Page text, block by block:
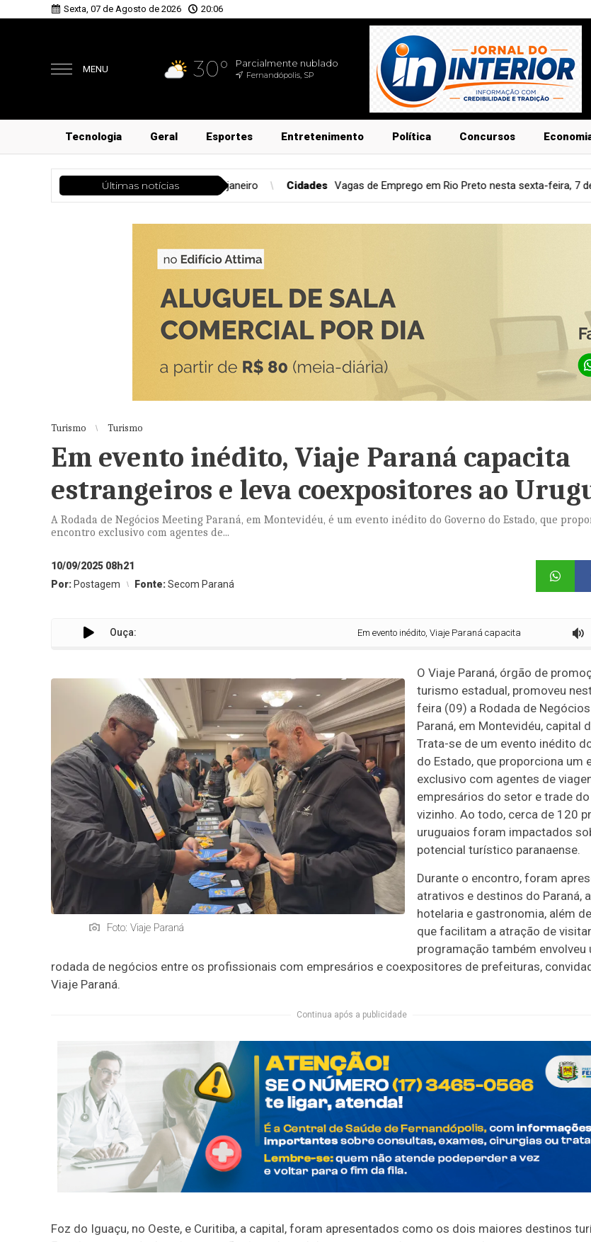
Sexta, 07 de Agosto de 2026 20:06
MENU 30° Parcialmente nublado
Fernandópolis, SP
Tecnologia Geral Esportes Entretenimento Política Concursos
Últimas notícias
por 8 de janeiro Cidades Vagas de Emprego em Rio Preto nesta sexta-feira, 7 de Agosto Sociedade
Turismo Turismo
Em evento inédito, Viaje Paraná capacita
estrangeiros e leva coexpositores ao
A Rodada de Negócios Meeting Paraná, em Montevidéu, é um evento inédito do Governo do Estado, que
encontro exclusivo com agentes de...
10/09/2025 08h21
Por: Postagem Fonte:Secom Paraná
Ouça: Em evento inédito, Viaje Paraná capacita estrangeiros e leva
Foto: Viaje Paraná
O Viaje Paraná, órgão de
turismo estadual, promoveu
feira (09) a Rodada de
Paraná, em Montevidéu, capital
Trata-se de um evento inédito
do Estado, que proporciona um
exclusivo com agentes de
empresários do setor e trade do
vizinho. Ao todo, cerca de 120
uruguaios foram impactados
potencial turístico paranaense.
Durante o encontro, foram
atrativos e destinos do Paraná,
hotelaria e gastronomia, além
que facilitam a atração de
programação também envolveu
rodada de negócios entre os profissionais com empresários e coexpositores de prefeituras,
Viaje Paraná.
Continua após a publicidade
Foz do Iguaçu, no Oeste, e Curitiba, a capital, foram apresentados como os dois maiores destinos